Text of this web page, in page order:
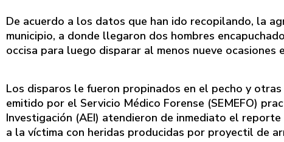
De acuerdo a los datos que han ido recopilando, la
municipio, a donde llegaron dos hombres
occisa para luego disparar al menos nueve ocasiones
Los disparos le fueron propinados en el pecho y
emitido por el Servicio Médico Forense (SEMEFO)
Investigación (AEI) atendieron de inmediato el
a la víctima con heridas producidas por proyectil de